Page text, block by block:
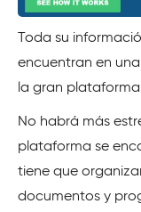
Toda su
encuentran en
la gran plataforma
No habrá más
plataforma se
tiene que
documentos y